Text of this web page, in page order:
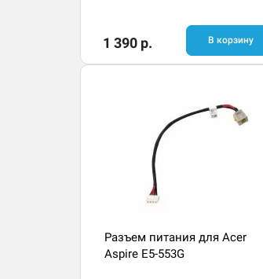
1 390 р. В корзину
Разъем питания для Acer
Aspire E5-553G